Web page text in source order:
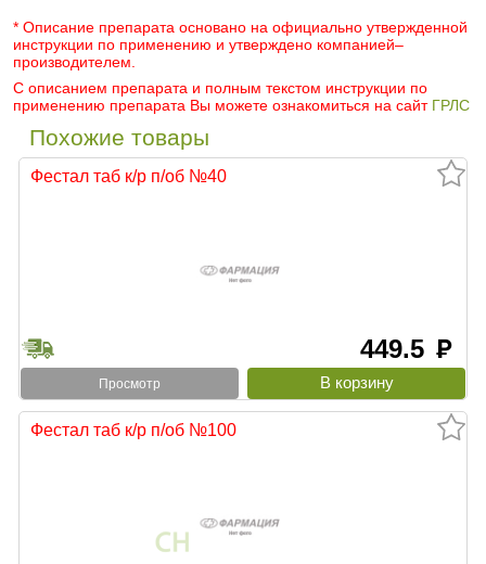
* Описание препарата основано на официально утвержденной
инструкции по применению и утверждено компанией–
производителем.
С описанием препарата и полным текстом инструкции по
применению препарата Вы можете ознакомиться на сайт ГРЛС
Похожие товары
Фестал таб к/р п/об №40
449.5 руб
Просмотр
Фестал таб к/р п/об №100